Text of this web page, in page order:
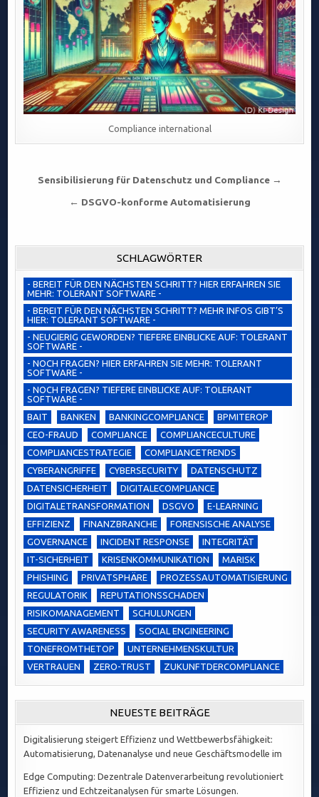
Compliance international
Beitragsnavigation
Sensibilisierung für Datenschutz und Compliance →
← DSGVO-konforme Automatisierung
SCHLAGWÖRTER
- BEREIT FÜR DEN NÄCHSTEN SCHRITT? HIER ERFAHREN SIE
MEHR: TOLERANT SOFTWARE -
- BEREIT FÜR DEN NÄCHSTEN SCHRITT? MEHR INFOS GIBT’S
HIER: TOLERANT SOFTWARE -
- NEUGIERIG GEWORDEN? TIEFERE EINBLICKE AUF: TOLERANT
SOFTWARE -
- NOCH FRAGEN? HIER ERFAHREN SIE MEHR: TOLERANT
SOFTWARE -
- NOCH FRAGEN? TIEFERE EINBLICKE AUF: TOLERANT
SOFTWARE -
BAIT
BANKEN BANKINGCOMPLIANCE
BPMITEROP
CEO-FRAUD
COMPLIANCE
COMPLIANCECULTURE
COMPLIANCESTRATEGIE
COMPLIANCETRENDS
CYBERANGRIFFE
CYBERSECURITY
DATENSCHUTZ
DATENSICHERHEIT
DIGITALECOMPLIANCE
DIGITALETRANSFORMATION
DSGVO
E-LEARNING
EFFIZIENZ
FINANZBRANCHE
FORENSISCHE ANALYSE
GOVERNANCE
INCIDENT RESPONSE
INTEGRITÄT
IT-SICHERHEIT
KRISENKOMMUNIKATION
MARISK
PHISHING
PRIVATSPHÄRE
PROZESSAUTOMATISIERUNG
REGULATORIK
REPUTATIONSSCHADEN
RISIKOMANAGEMENT
SCHULUNGEN
SECURITY AWARENESS
SOCIAL ENGINEERING
TONEFROMTHETOP
UNTERNEHMENSKULTUR
VERTRAUEN
ZERO-TRUST ZUKUNFTDERCOMPLIANCE
NEUESTE BEITRÄGE
Digitalisierung steigert Effizienz und Wettbewerbsfähigkeit:
Automatisierung, Datenanalyse und neue Geschäftsmodelle im
Edge Computing: Dezentrale Datenverarbeitung revolutioniert
Effizienz und Echtzeitanalysen für smarte Lösungen.